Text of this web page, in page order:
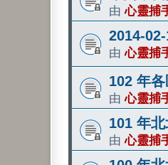
由心靈捕
2014-
由心靈捕
102 年
由心靈捕
101 年
由心靈捕